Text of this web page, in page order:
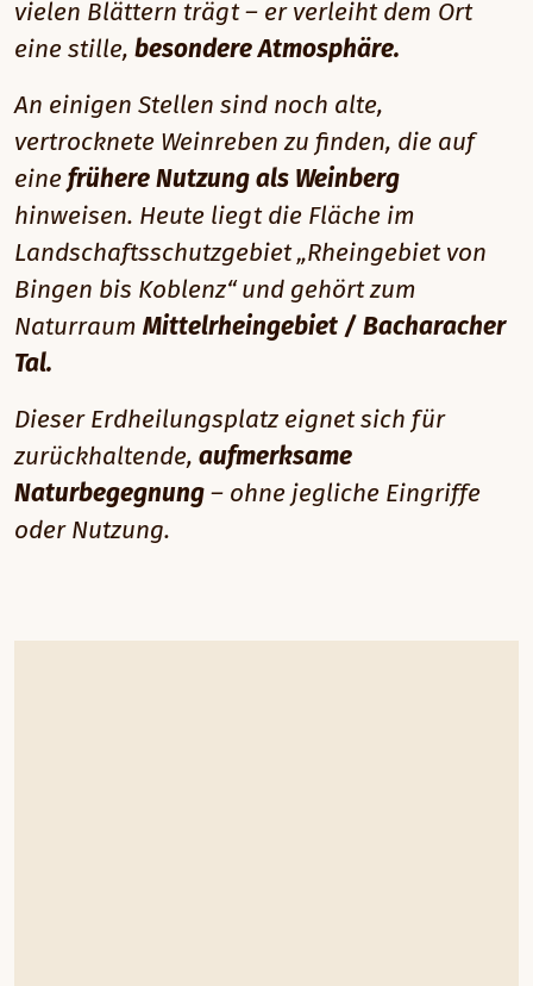
vielen Blättern trägt – er verleiht dem Ort
eine stille, besondere Atmosphäre.
An einigen Stellen sind noch alte,
vertrocknete Weinreben zu finden, die auf
eine frühere Nutzung als Weinberg
hinweisen. Heute liegt die Fläche im
Landschaftsschutzgebiet „Rheingebiet von
Bingen bis Koblenz“ und gehört zum
Naturraum Mittelrheingebiet / Bacharacher
Tal.
Dieser Erdheilungsplatz eignet sich für
zurückhaltende, aufmerksame
Naturbegegnung – ohne jegliche Eingriffe
oder Nutzung.